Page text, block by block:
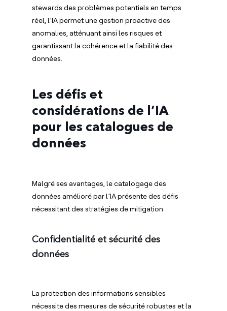
stewards des problèmes potentiels en temps
réel, l’IA permet une gestion proactive des
anomalies, atténuant ainsi les risques et
garantissant la cohérence et la fiabilité des
données.
Les défis et
considérations de l’IA
pour les catalogues de
données
Malgré ses avantages, le catalogage des
données amélioré par l’IA présente des défis
nécessitant des stratégies de mitigation.
Confidentialité et sécurité des
données
La protection des informations sensibles
nécessite des mesures de sécurité robustes et la